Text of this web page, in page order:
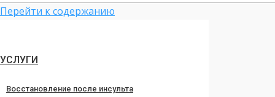
Перейти к содержанию
УСЛУГИ
Восстановление после инсульта